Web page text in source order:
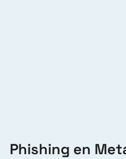
Phishing en